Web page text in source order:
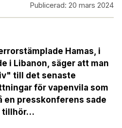
Publicerad: 20 mars 2024
Hamas, i
i Libanon, säger att man
till det senaste
för vapenvila som
en presskonferens sade
tillhör…